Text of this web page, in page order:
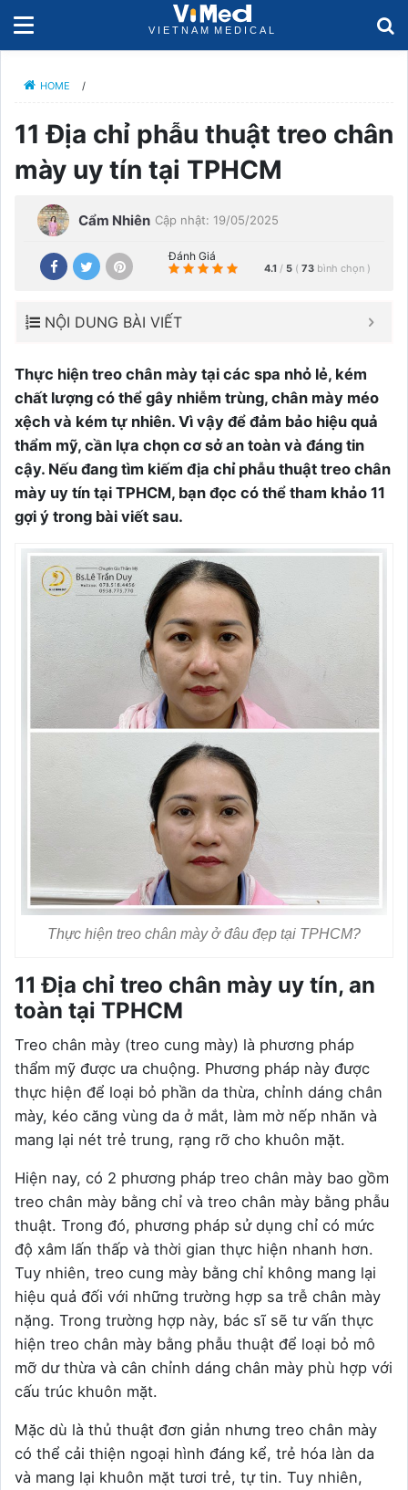
HOME /
11 Địa chỉ phẫu thuật treo chân
mày uy tín tại TPHCM
Cẩm Nhiên Cập nhật: 19/05/2025
Đánh Giá
4.1 / 5 ( 73 bình chọn )
NỘI DUNG BÀI VIẾT
Thực hiện treo chân mày tại các spa nhỏ lẻ, kém
chất lượng có thể gây nhiễm trùng, chân mày méo
xệch và kém tự nhiên. Vì vậy để đảm bảo hiệu quả
thẩm mỹ, cần lựa chọn cơ sở an toàn và đáng tin
cậy. Nếu đang tìm kiếm địa chỉ phẫu thuật treo chân
mày uy tín tại TPHCM, bạn đọc có thể tham khảo 11
gợi ý trong bài viết sau.
Thực hiện treo chân mày ở đâu đẹp tại TPHCM?
11 Địa chỉ treo chân mày uy tín, an
toàn tại TPHCM
Treo chân mày (treo cung mày) là phương pháp
thẩm mỹ được ưa chuộng. Phương pháp này được
thực hiện để loại bỏ phần da thừa, chỉnh dáng chân
mày, kéo căng vùng da ở mắt, làm mờ nếp nhăn và
mang lại nét trẻ trung, rạng rỡ cho khuôn mặt.
Hiện nay, có 2 phương pháp treo chân mày bao gồm
treo chân mày bằng chỉ và treo chân mày bằng phẫu
thuật. Trong đó, phương pháp sử dụng chỉ có mức
độ xâm lấn thấp và thời gian thực hiện nhanh hơn.
Tuy nhiên, treo cung mày bằng chỉ không mang lại
hiệu quả đối với những trường hợp sa trễ chân mày
nặng. Trong trường hợp này, bác sĩ sẽ tư vấn thực
hiện treo chân mày bằng phẫu thuật để loại bỏ mô
mỡ dư thừa và cân chỉnh dáng chân mày phù hợp với
cấu trúc khuôn mặt.
Mặc dù là thủ thuật đơn giản nhưng treo chân mày
có thể cải thiện ngoại hình đáng kể, trẻ hóa làn da
và mang lại khuôn mặt tươi trẻ, tự tin. Tuy nhiên,